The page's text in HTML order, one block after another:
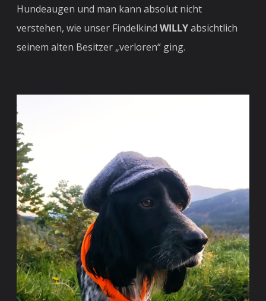
Hundeaugen und man kann absolut nicht
verstehen, wie unser FindelkindWILLYabsichtlich
seinem alten Besitzer „verloren“ ging.